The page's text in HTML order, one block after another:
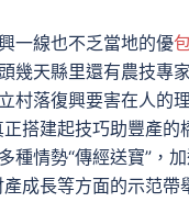
一線也不乏當地的優
幾天縣里還有農技專
村落復興要害在人的
搭建起技巧助豐產的
種情勢“傳經送寶”，
成長等方面的示范帶